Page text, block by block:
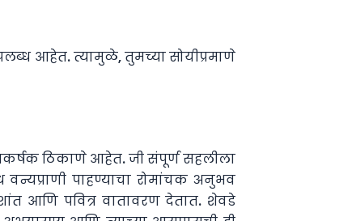
आहेत. त्यामुळे, तुमच्या सोयीप्रमाणे
ठिकाणे आहेत. जी संपूर्ण सहलीला
पाहण्याचा रोमांचक अनुभव
आणि पवित्र वातावरण देतात. शेवडे